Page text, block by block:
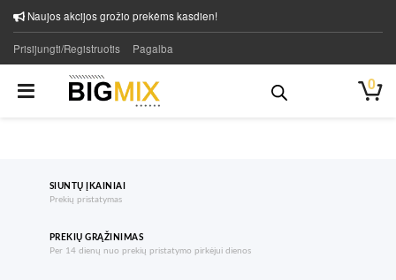
Naujos akcijos grožio prekėms kasdien!
Prisijungti/Registruotis Pagalba
0
SIUNTŲ ĮKAINIAI
Prekių pristatymas
PREKIŲ GRĄŽINIMAS
Per 14 dienų nuo prekių pristatymo pirkėjui dienos